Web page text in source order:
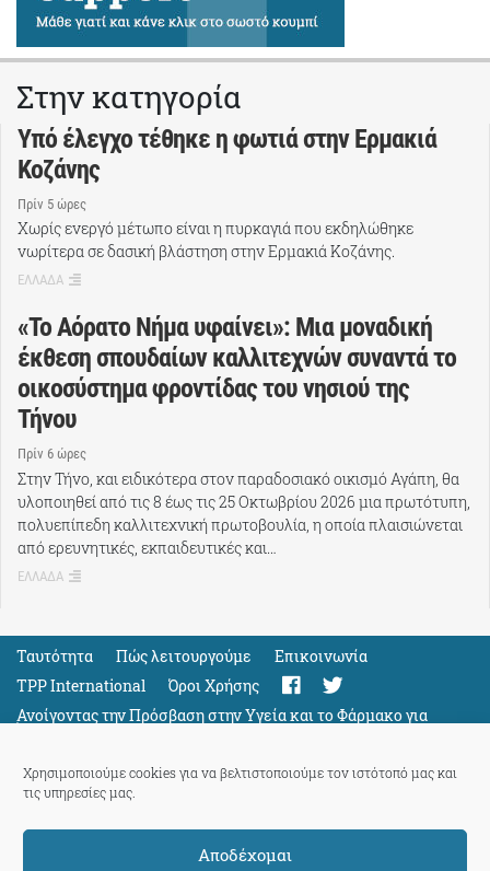
Χρησιμοποιούμε cookies για να βελτιστοποιούμε τον ιστότοπό μας και
τις υπηρεσίες μας.
Αποδέχομαι
Στην κατηγορία
Υπό έλεγχο τέθηκε η φωτιά στην Ερμακιά
Κοζάνης
Πρίν 5 ώρες
Χωρίς ενεργό μέτωπο είναι η πυρκαγιά που εκδηλώθηκε
νωρίτερα σε δασική βλάστηση στην Ερμακιά Κοζάνης.
ΕΛΛΑΔΑ
«Το Αόρατο Νήμα υφαίνει»: Μια μοναδική
έκθεση σπουδαίων καλλιτεχνών συναντά το
οικοσύστημα φροντίδας του νησιού της
Τήνου
Πρίν 6 ώρες
Στην Τήνο, και ειδικότερα στον παραδοσιακό οικισμό Αγάπη, θα
υλοποιηθεί από τις 8 έως τις 25 Οκτωβρίου 2026 μια πρωτότυπη,
πολυεπίπεδη καλλιτεχνική πρωτοβουλία, η οποία πλαισιώνεται
από ερευνητικές, εκπαιδευτικές και…
ΕΛΛΑΔΑ
Ταυτότητα Πώς λειτουργούμε
Eπικοινωνία
TPP International
Όροι Χρήσης
Ανοίγοντας την Πρόσβαση στην Υγεία και το Φάρμακο για
Όλους
Support